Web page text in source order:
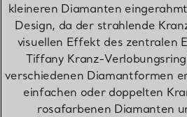
kleineren Diamanten
Design, da der strahlende
visuellen Effekt des zentralen
Tiffany Kranz-
verschiedenen Diamantformen
einfachen oder doppelten
rosafarbenen Diamanten